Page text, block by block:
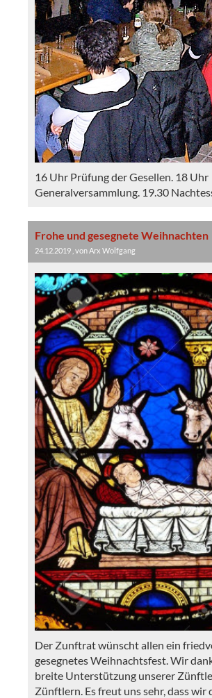
16 Uhr Prüfung der Gesellen. 18 Uhr
Generalversammlung. 19.30
Frohe und gesegnete Weihnachten
24.12.2019 , von Arx Wolfgang
Der Zunftrat wünscht allen ein
gesegnetes Weihnachtsfest. Wir
breite Unterstützung unserer
Zünftlern. Es freut uns sehr, dass wir